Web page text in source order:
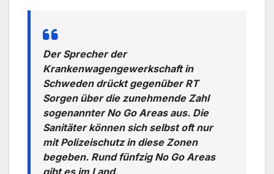
Der Sprecher der
Krankenwagengewerkschaft in
Schweden drückt gegenüber RT
Sorgen über die zunehmende Zahl
sogenannter No Go Areas aus. Die
Sanitäter können sich selbst oft nur
mit Polizeischutz in diese Zonen
begeben. Rund fünfzig No Go Areas